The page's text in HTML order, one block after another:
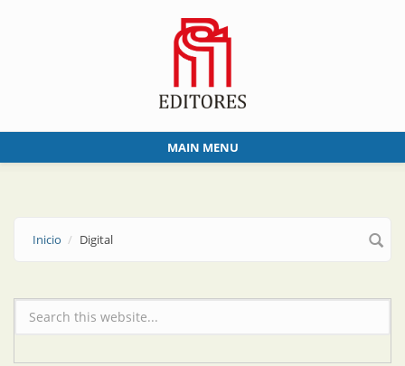
MAIN MENU
Inicio Digital
Formulario de búsqueda